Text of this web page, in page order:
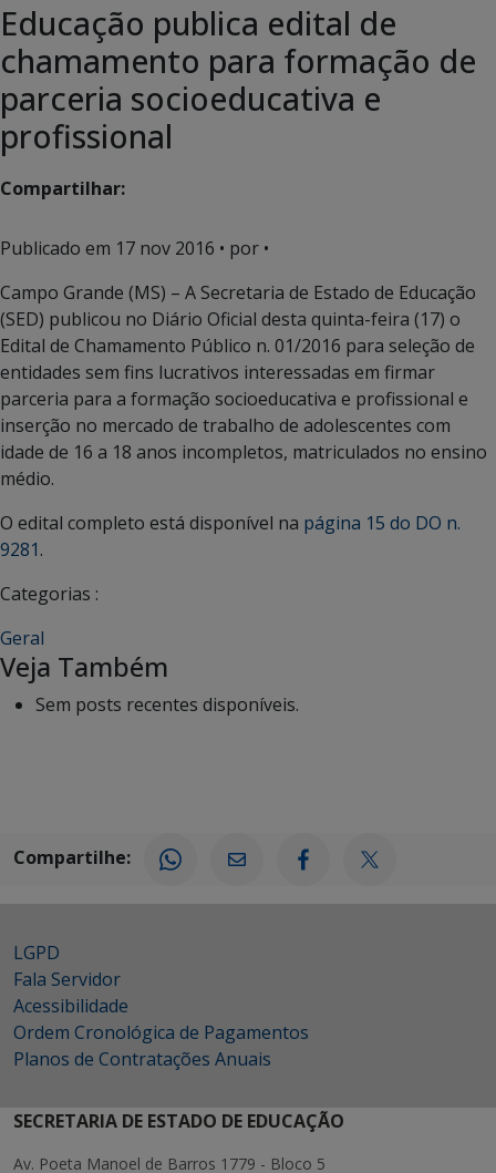
Educação publica edital de
chamamento para formação de
parceria socioeducativa e
profissional
Compartilhar:
Publicado em 17 nov 2016 • por •
Campo Grande (MS) – A Secretaria de Estado de Educação
(SED) publicou no Diário Oficial desta quinta-feira (17) o
Edital de Chamamento Público n. 01/2016 para seleção de
entidades sem fins lucrativos interessadas em firmar
parceria para a formação socioeducativa e profissional e
inserção no mercado de trabalho de adolescentes com
idade de 16 a 18 anos incompletos, matriculados no ensino
médio.
O edital completo está disponível na página 15 do DO n.
9281.
Categorias :
Geral
Veja Também
Sem posts recentes disponíveis.
Compartilhe:
LGPD
Fala Servidor
Acessibilidade
Ordem Cronológica de Pagamentos
Planos de Contratações Anuais
SECRETARIA DE ESTADO DE EDUCAÇÃO
Av. Poeta Manoel de Barros 1779 - Bloco 5